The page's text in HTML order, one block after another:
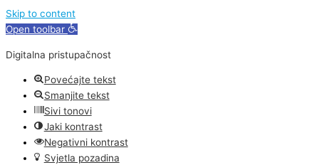
Skip to content
Open toolbar
Digitalna pristupačnost
Povećajte tekst
Smanjite tekst
Sivi tonovi
Jaki kontrast
Negativni kontrast
Svjetla pozadina